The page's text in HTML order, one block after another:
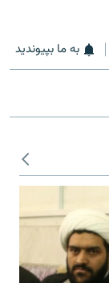
به ما بپیوندید